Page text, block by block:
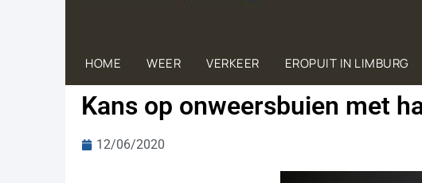
HOME WEER VERKEER EROPUIT IN LIMBURG
Kans op onweersbuien met
12/06/2020